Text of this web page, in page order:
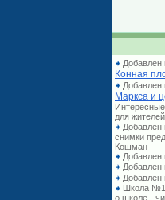
Добавлен
Конная
Добавлен
Маркса и
для
Добавлен
снимки
Кошман
Добавлен
Добавлен
Школа №1
о школе -